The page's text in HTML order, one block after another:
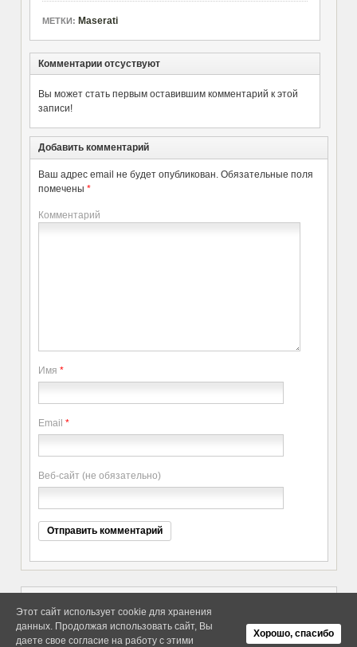
МЕТКИ: Maserati
Комментарии отсуствуют
Вы может стать первым оставившим комментарий к этой
записи!
Добавить комментарий
Ваш адрес email не будет опубликован. Обязательные поля
помечены *
Комментарий
Имя *
Email *
Веб-сайт (не обязательно)
Об Arras WordPress Theme
Copyright elitethings. All Rights
Reserved.
Этот сайт использует cookie для хранения
данных. Продолжая использовать сайт, Вы
даете свое согласие на работу с этими
Хорошо, спасибо